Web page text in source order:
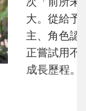
父親的